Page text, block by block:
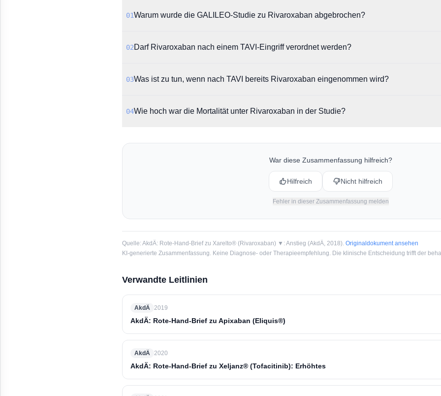
01Warum wurde die GALILEO-Studie zu Rivaroxaban abgebrochen?
zeigten. Zudem traten laut AkdÄ vermehrt Thromboembolie- und Blutungsereignisse im
02Darf Rivaroxaban nach einem TAVI-Eingriff verordnet werden?
zugelassen. Es wird dringend von einer Anwendung in dieser Indikation abgeraten.
03Was ist zu tun, wenn nach TAVI bereits Rivaroxaban eingenommen wird?
stattdessen auf eine etablierte Standardtherapie umgestellt werden.
04Wie hoch war die Mortalität unter Rivaroxaban in der Studie?
Kontrollgruppe betrug sie lediglich 3,3 %.
War diese Zusammenfassung hilfreich?
Hilfreich Nicht hilfreich
Fehler in dieser Zusammenfassung melden
Quelle: AkdÄ: Rote-Hand-Brief zu Xarelto® (Rivaroxaban) ▼: Anstieg (AkdÄ, 2018). Originaldokument ansehen
KI-generierte Zusammenfassung. Keine Diagnose- oder Therapieempfehlung. Die klinische Entscheidung trifft der
Verwandte Leitlinien
AkdÄ 2019
AkdÄ: Rote-Hand-Brief zu Apixaban (Eliquis®)
AkdÄ 2020
AkdÄ: Rote-Hand-Brief zu Xeljanz® (Tofacitinib): Erhöhtes